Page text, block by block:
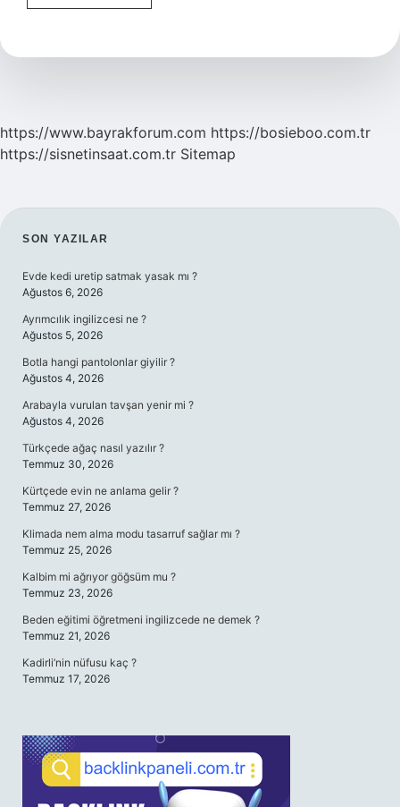
Noktası
Hesaplanır
https://www.bayrakforum.com https://bosieboo.com.tr
https://sisnetinsaat.com.tr Sitemap
SIDEBAR
SON YAZILAR
Evde kedi uretip satmak yasak mı ?
Ağustos 6, 2026
Ayrımcılık ingilizcesi ne ?
Ağustos 5, 2026
Botla hangi pantolonlar giyilir ?
Ağustos 4, 2026
Arabayla vurulan tavşan yenir mi ?
Ağustos 4, 2026
Türkçede ağaç nasıl yazılır ?
Temmuz 30, 2026
Kürtçede evin ne anlama gelir ?
Temmuz 27, 2026
Klimada nem alma modu tasarruf sağlar mı ?
Temmuz 25, 2026
Kalbim mi ağrıyor göğsüm mu ?
Temmuz 23, 2026
Beden eğitimi öğretmeni ingilizcede ne demek ?
Temmuz 21, 2026
Kadirli’nin nüfusu kaç ?
Temmuz 17, 2026